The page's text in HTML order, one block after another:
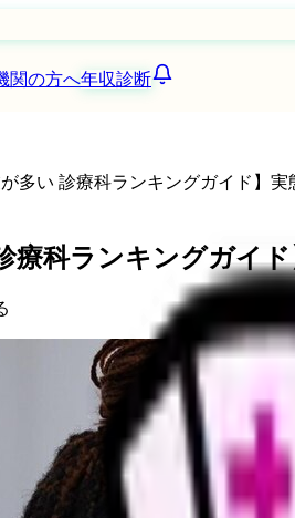
関の方へ年収診断
多い 診療科ランキングガイド】実
療科ランキングガイ